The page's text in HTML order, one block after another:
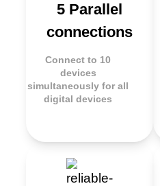
5 Parallel
connections
Connect to 10
devices
simultaneously for all
digital devices